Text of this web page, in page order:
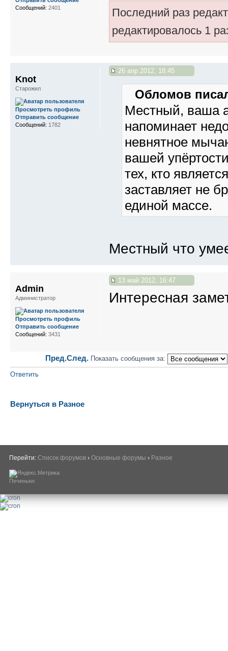
Последний раз
редактировалось 1
Сообщений: 2401
26 апр 2012, 18:45
Обломов
Местный, ваша
напоминает
невнятное
вашей
тех, кто
заставляет не
единой массе.
Местный что
Knot
Старожил
Просмотреть профиль
Отправить сообщение
Сообщений: 1782
13 май 2012, 16:47
Интересная
Admin
Администратор
Просмотреть профиль
Отправить сообщение
Сообщений: 3431
Пред.След. Показать сообщения за:
Ответить
Вернуться в Разное
Перейти: Список форумов › Основные форумы › Разное
Печеньки: